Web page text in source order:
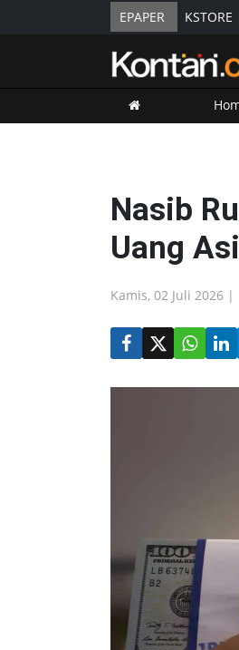
EPAPER KSTORE
Nasib
Uang
Kamis, 02 Juli 2026 |